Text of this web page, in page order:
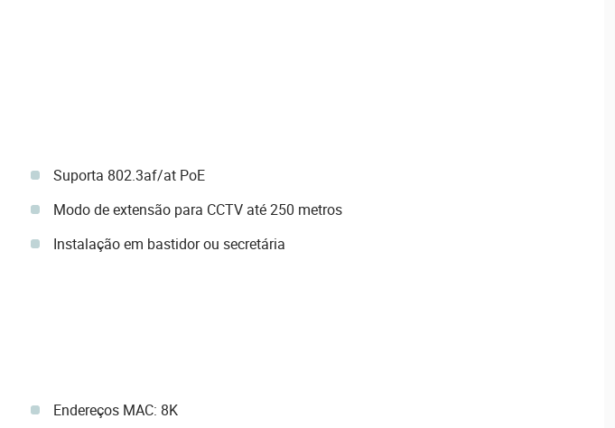
Suporta 802.3af/at PoE
Modo de extensão para CCTV até 250 metros
Instalação em bastidor ou secretária
Endereços MAC: 8K